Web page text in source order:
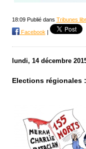
18:09 Publié dans Tribunes
Facebook |
lundi, 14 décembre
Elections régionales